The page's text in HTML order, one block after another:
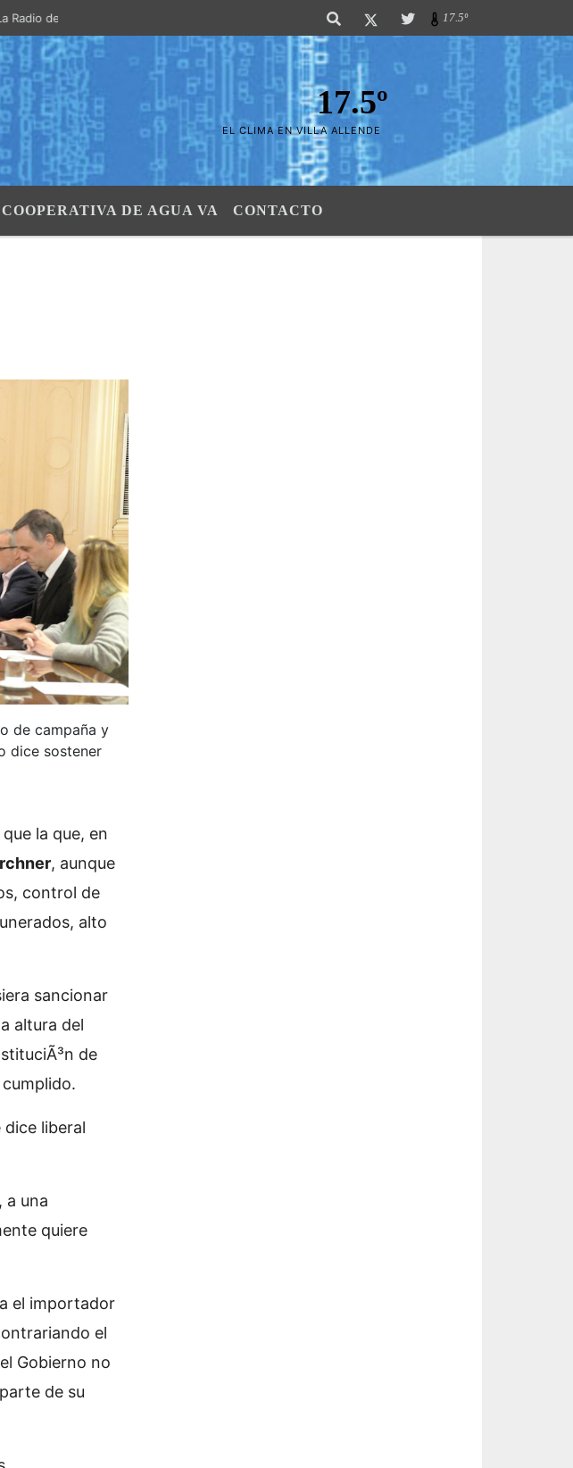
la Villa- "El Aire de las Sierras". SI SU AVISO ESTA AQUÃ,..FELICITACIONES PUES..! "El
17.5º
17.5º
EL CLIMA EN VILLA ALLENDE
COOPERATIVA DE AGUA VA CONTACTO
de campaña y
dice sostener
la que, en
, aunque
control de
alto
sancionar
altura del
de
dice liberal
a una
quiere
el importador
el
Gobierno no
de su